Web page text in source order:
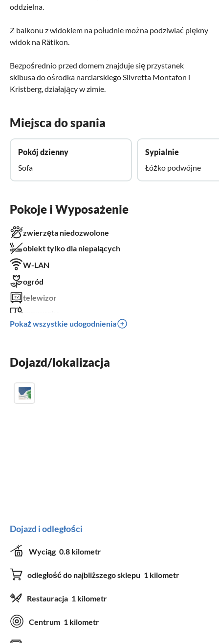
oddzielna.
Z balkonu z widokiem na południe można podziwiać piękny
widok na Rätikon.
Bezpośrednio przed domem znajduje się przystanek
skibusa do ośrodka narciarskiego Silvretta Montafon i
Kristberg, działający w zimie.
Miejsca do spania
Pokój dzienny
Sofa
Sypialnie
Łóżko podwójne
Pokoje i Wyposażenie
zwierzęta niedozwolone
obiekt tylko dla niepalących
W-LAN
ogród
telewizor
balkon
miejsce parkingowe
Pokaż wszystkie udogodnienia
Dojazd/lokalizacja
Dojazd i odległości
Wyciąg 0.8 kilometr
odległość do najbliższego sklepu 1 kilometr
Restauracja 1 kilometr
Centrum 1 kilometr